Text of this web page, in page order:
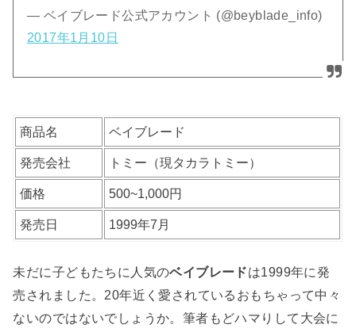
— ベイブレード公式アカウント (@beyblade_info)
2017年1月10日
商品名 ベイブレード
発売会社 トミー（現タカラトミー）
価格 500~1,000円
発売日 1999年7月
未だに子どもたちに人気のベイブレードは1999年に発
売されました。20年近く愛されているおもちゃって中々
ないのではないでしょうか。筆者もどハマりして大会に